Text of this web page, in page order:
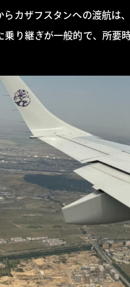
カザフスタンへの渡航
り継ぎが一般的で、所要